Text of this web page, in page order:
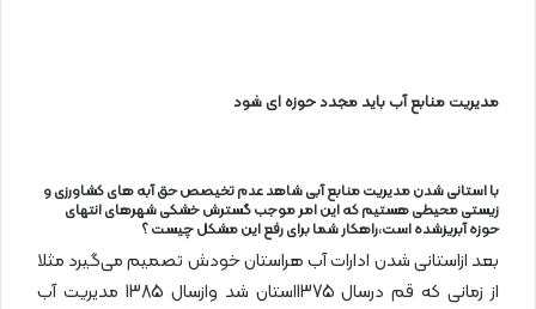
مدیریت منابع آب باید مجدد حوزه ای شود
با استانی شدن مدیریت منابع آبی شاهد عدم تخیصص حق آبه های کشاورزی و
زیستی محیطی هستیم که این امر موجب گسترش خشکی شهرهای انتهای
حوزه آبریزشده است،راهکار شما برای رفع این مشکل چیست ؟
بعد ازاستانی شدن ادارات آب هراستان خودش تصمیم می‌گیرد مثلا
از زمانی که قم درسال 1375استان شد وازسال 1385 مدیریت آب